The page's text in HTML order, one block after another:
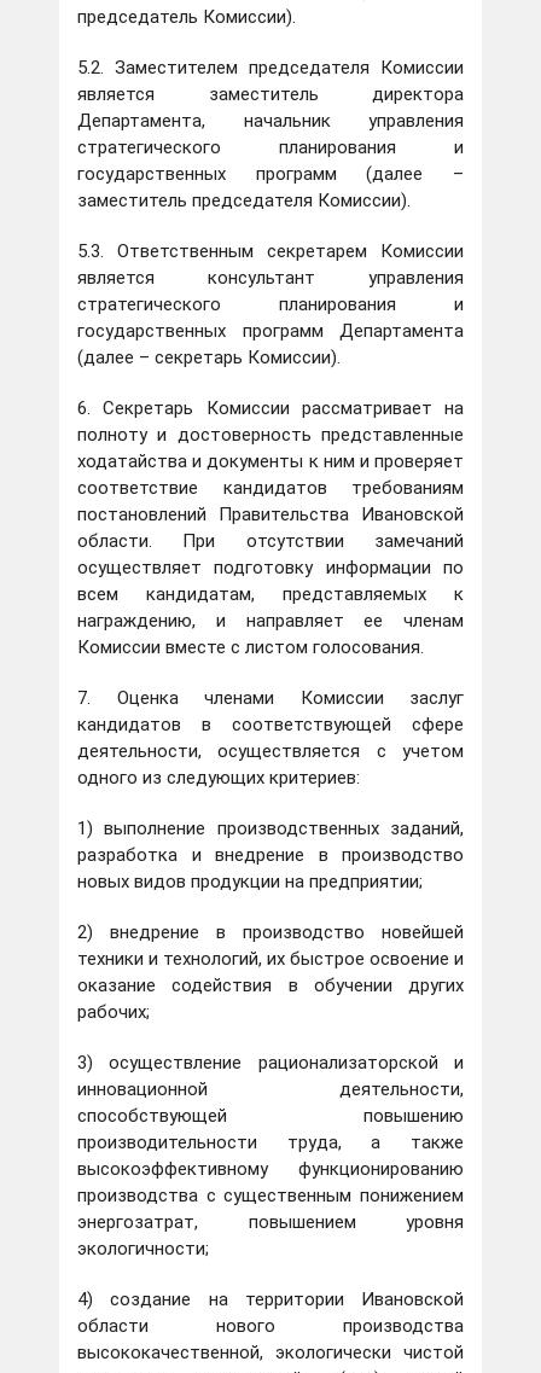
председатель Комиссии).
5.2. Заместителем председателя Комиссии
является заместитель директора
Департамента, начальник управления
стратегического планирования и
государственных программ (далее –
заместитель председателя Комиссии).
5.3. Ответственным секретарем Комиссии
является консультант управления
стратегического планирования и
государственных программ Департамента
(далее – секретарь Комиссии).
6. Секретарь Комиссии рассматривает на
полноту и достоверность представленные
ходатайства и документы к ним и проверяет
соответствие кандидатов требованиям
постановлений Правительства Ивановской
области. При отсутствии замечаний
осуществляет подготовку информации по
всем кандидатам, представляемых к
награждению, и направляет ее членам
Комиссии вместе с листом голосования.
7. Оценка членами Комиссии заслуг
кандидатов в соответствующей сфере
деятельности, осуществляется с учетом
одного из следующих критериев:
1) выполнение производственных заданий,
разработка и внедрение в производство
новых видов продукции на предприятии;
2) внедрение в производство новейшей
техники и технологий, их быстрое освоение и
оказание содействия в обучении других
рабочих;
3) осуществление рационализаторской и
инновационной деятельности,
способствующей повышению
производительности труда, а также
высокоэффективному функционированию
производства с существенным понижением
энергозатрат, повышением уровня
экологичности;
4) создание на территории Ивановской
области нового производства
высококачественной, экологически чистой